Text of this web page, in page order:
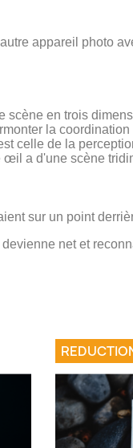
appareil photo
scène en trois
la
celle de la
œil a d'une scène
sur un point
net et